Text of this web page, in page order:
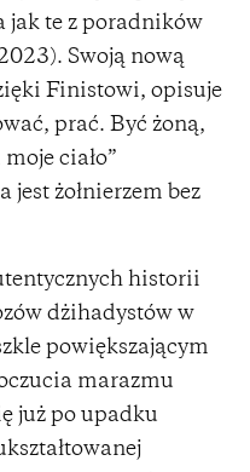
jak te z poradników
Swoją nową
Finistowi, opisuje
prać. Być żoną,
ciało”
żołnierzem bez
historii
dżihadystów w
powiększającym
marazmu
już po upadku